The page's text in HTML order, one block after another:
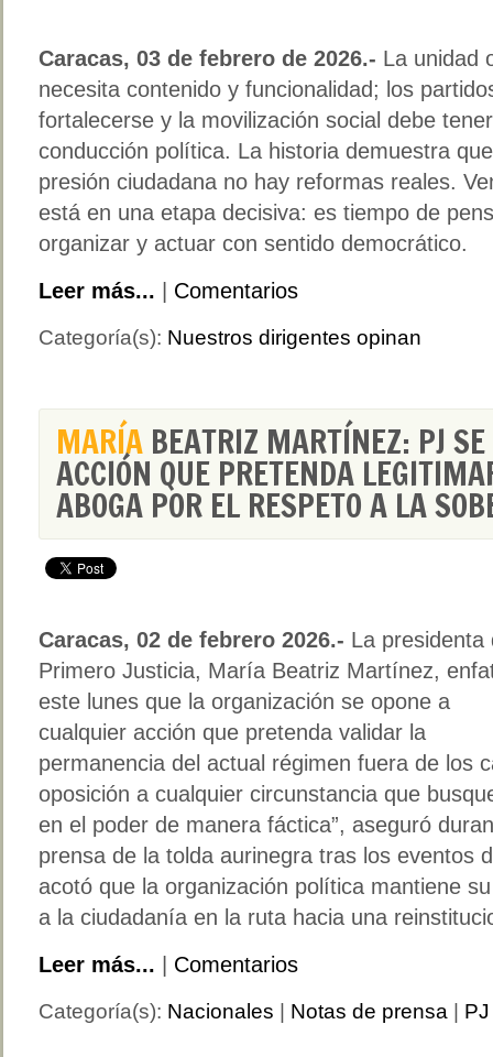
Caracas, 03 de febrero de 2026.- La unidad
necesita contenido y funcionalidad; los
fortalecerse y la movilización social debe tener
conducción política. La historia demuestra
presión ciudadana no hay reformas reales.
está en una etapa decisiva: es tiempo de
organizar y actuar con sentido democrático.
Leer más...
Comentarios
Categoría(s): Nuestros dirigentes opinan
MARÍA BEATRIZ MARTÍNEZ: PJ
ACCIÓN QUE PRETENDA
ABOGA POR EL RESPETO A LA
Caracas, 02 de febrero 2026.- La presidenta
Primero Justicia, María Beatriz Martínez,
este lunes que la organización se opone a
cualquier acción que pretenda validar la
permanencia del actual régimen fuera de los
oposición a cualquier circunstancia que
en el poder de manera fáctica”, aseguró
prensa de la tolda aurinegra tras los eventos
acotó que la organización política mantiene
a la ciudadanía en la ruta hacia una
Leer más...
Comentarios
Categoría(s): Nacionales Notas de prensa